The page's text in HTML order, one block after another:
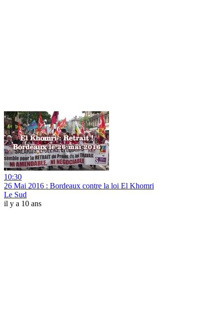
10:30
26 Mai 2016 : Bordeaux contre la loi El Khomri
Le Sud
il y a 10 ans